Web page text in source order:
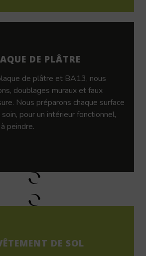
DE PLÂTRE
de plâtre et BA13, nous
doublages muraux et faux
Nous préparons chaque surface
pour un intérieur fonctionnel,
peindre.
DE SOL